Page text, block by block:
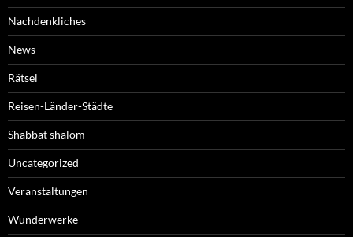
Nachdenkliches
News
Rätsel
Reisen-Länder-Städte
Shabbat shalom
Uncategorized
Veranstaltungen
Wunderwerke